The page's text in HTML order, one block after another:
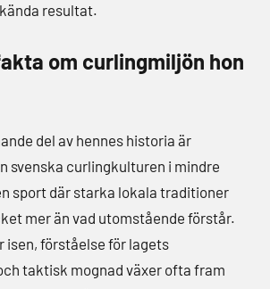
resultat.
om curlingmiljön hon
del av hennes historia är
svenska curlingkulturen i mindre
sport där starka lokala traditioner
mer än vad utomstående förstår.
isen, förståelse för lagets
taktisk mognad växer ofta fram